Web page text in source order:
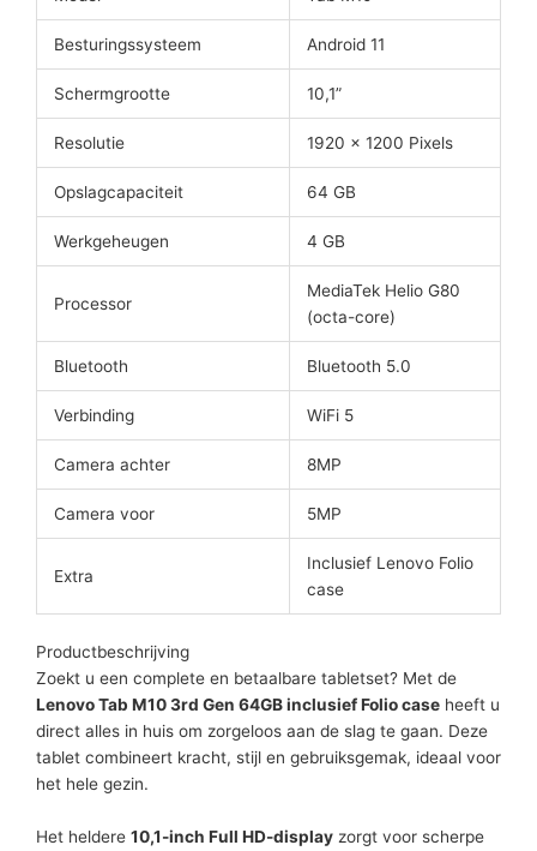
Besturingssysteem Android 11
Schermgrootte 10,1”
Resolutie 1920 x 1200 Pixels
Opslagcapaciteit 64 GB
Werkgeheugen 4 GB
Processor
MediaTek Helio G80
(octa-core)
Bluetooth Bluetooth 5.0
Verbinding WiFi 5
Camera achter 8MP
Camera voor 5MP
Extra
Inclusief Lenovo Folio
case
Productbeschrijving
Zoekt u een complete en betaalbare tabletset? Met de
Lenovo Tab M10 3rd Gen 64GB inclusief Folio case heeft u
direct alles in huis om zorgeloos aan de slag te gaan. Deze
tablet combineert kracht, stijl en gebruiksgemak, ideaal voor
het hele gezin.
Het heldere 10,1-inch Full HD-display zorgt voor scherpe